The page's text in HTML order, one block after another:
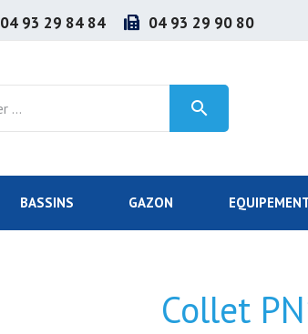
04 93 29 84 84 04 93 29 90 80

BASSINS GAZON
Collet